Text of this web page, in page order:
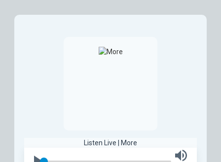
Listen Live | More